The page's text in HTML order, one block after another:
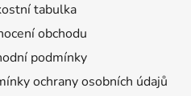
tabulka
obchodu
podmínky
ochrany osobních údajů